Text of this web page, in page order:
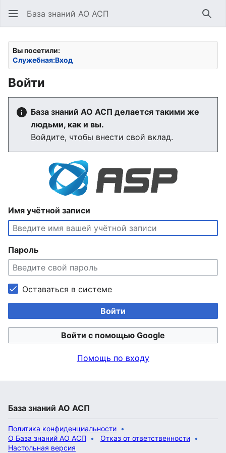
База знаний АО АСП
Вы посетили:
Служебная:Вход
Войти
База знаний АО АСП делается такими же
людьми, как и вы.
Войдите, чтобы внести свой вклад.
Имя учётной записи
Пароль
Оставаться в системе
Войти
Войти с помощью Google
Помощь по входу
База знаний АО АСП
Политика конфиденциальности
О База знаний АО АСП
Отказ от ответственности
Настольная версия